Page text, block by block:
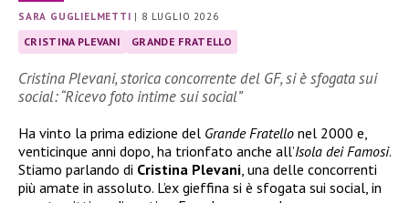
SARA GUGLIELMETTI | 8 LUGLIO 2026
CRISTINA PLEVANI GRANDE FRATELLO
Cristina Plevani, storica concorrente del GF, si è sfogata sui
social: “Ricevo foto intime sui social”
Ha vinto la prima edizione del Grande Fratello nel 2000 e,
venticinque anni dopo, ha trionfato anche all’Isola dei Famosi.
Stiamo parlando di Cristina Plevani , una delle concorrenti
più amate in assoluto. L’ex gieffina si è sfogata sui social, in